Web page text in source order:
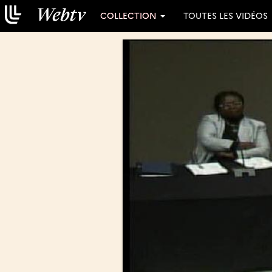
COLLECTION TOUTES LES VIDÉOS